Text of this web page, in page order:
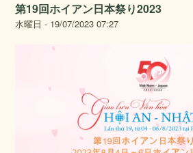
第19回ホイアン日本祭り2023
水曜日 - 19/07/2023 07:27